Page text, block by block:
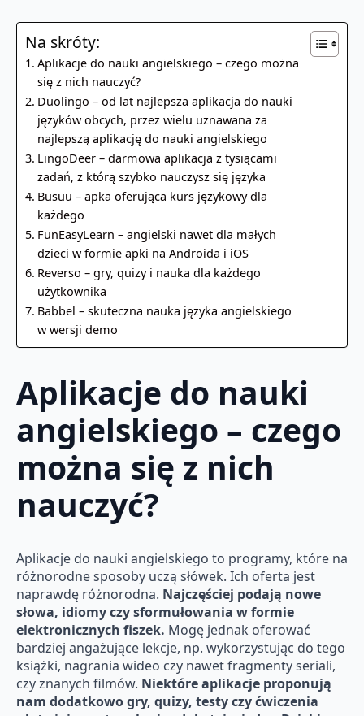
Na skróty:
Aplikacje do nauki angielskiego – czego można
się z nich nauczyć?
Duolingo – od lat najlepsza aplikacja do nauki
języków obcych, przez wielu uznawana za
najlepszą aplikację do nauki angielskiego
LingoDeer – darmowa aplikacja z tysiącami
zadań, z którą szybko nauczysz się języka
Busuu – apka oferująca kurs językowy dla
każdego
FunEasyLearn – angielski nawet dla małych
dzieci w formie apki na Androida i iOS
Reverso – gry, quizy i nauka dla każdego
użytkownika
Babbel – skuteczna nauka języka angielskiego
w wersji demo
Aplikacje do nauki
angielskiego – czego
można się z nich
nauczyć?
Aplikacje do nauki angielskiego to programy, które na
różnorodne sposoby uczą słówek. Ich oferta jest
naprawdę różnorodna. Najczęściej podają nowe
słowa, idiomy czy sformułowania w formie
elektronicznych fiszek. Mogę jednak oferować
bardziej angażujące lekcje, np. wykorzystując do tego
książki, nagrania wideo czy nawet fragmenty seriali,
czy znanych filmów. Niektóre aplikacje proponują
nam dodatkowo gry, quizy, testy czy ćwiczenia